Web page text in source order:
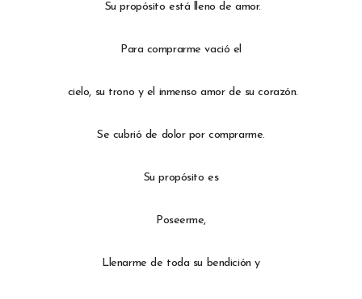
Su propósito está lleno de amor.
Para comprarme vació el
cielo, su trono y el inmenso amor de su corazón.
Se cubrió de dolor por comprarme.
Su propósito es
Poseerme,
Llenarme de toda su bendición y